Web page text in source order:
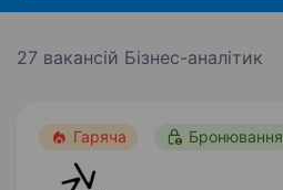
27 вакансій Бізнес-аналітик
Гаряча Бронювання